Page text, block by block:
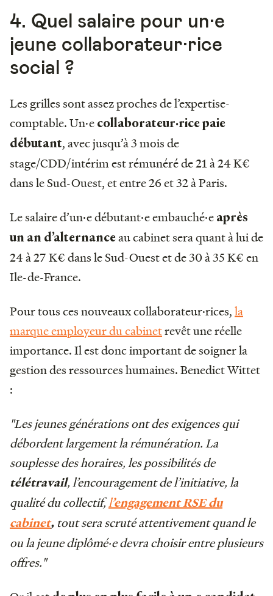
4. Quel salaire pour un·e
jeune collaborateur·rice
social ?
Les grilles sont assez proches de l’expertise-
comptable. Un·e collaborateur·rice paie
débutant, avec jusqu’à 3 mois de
stage/CDD/intérim est rémunéré de 21 à 24 K€
dans le Sud-Ouest, et entre 26 et 32 à Paris.
Le salaire d’un·e débutant·e embauché·e après
un an d’alternanceau cabinet sera quant à lui de
24 à 27 K€ dans le Sud-Ouest et de 30 à 35 K€ en
Ile-de-France.
Pour tous ces nouveaux collaborateur·rices,la
marque employeur du cabinetrevêt une réelle
importance. Il est donc important de soigner la
gestion des ressources humaines. Benedict Wittet
:
"Les jeunes générations ont des exigences qui
débordent largement la rémunération. La
souplesse des horaires, les possibilités de
télétravail, l’encouragement de l’initiative, la
qualité du collectif,l’engagement RSE du
cabinet, tout sera scruté attentivement quand le
ou la jeune diplômé·e devra choisir entre plusieurs
offres."